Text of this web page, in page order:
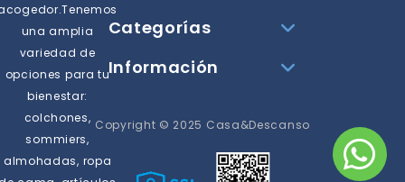
una amplia
variedad de
opciones para tu
bienestar:
colchones,
sommiers,
almohadas, ropa
Categorías
Información
Copyright © 2025 Casa&Descanso